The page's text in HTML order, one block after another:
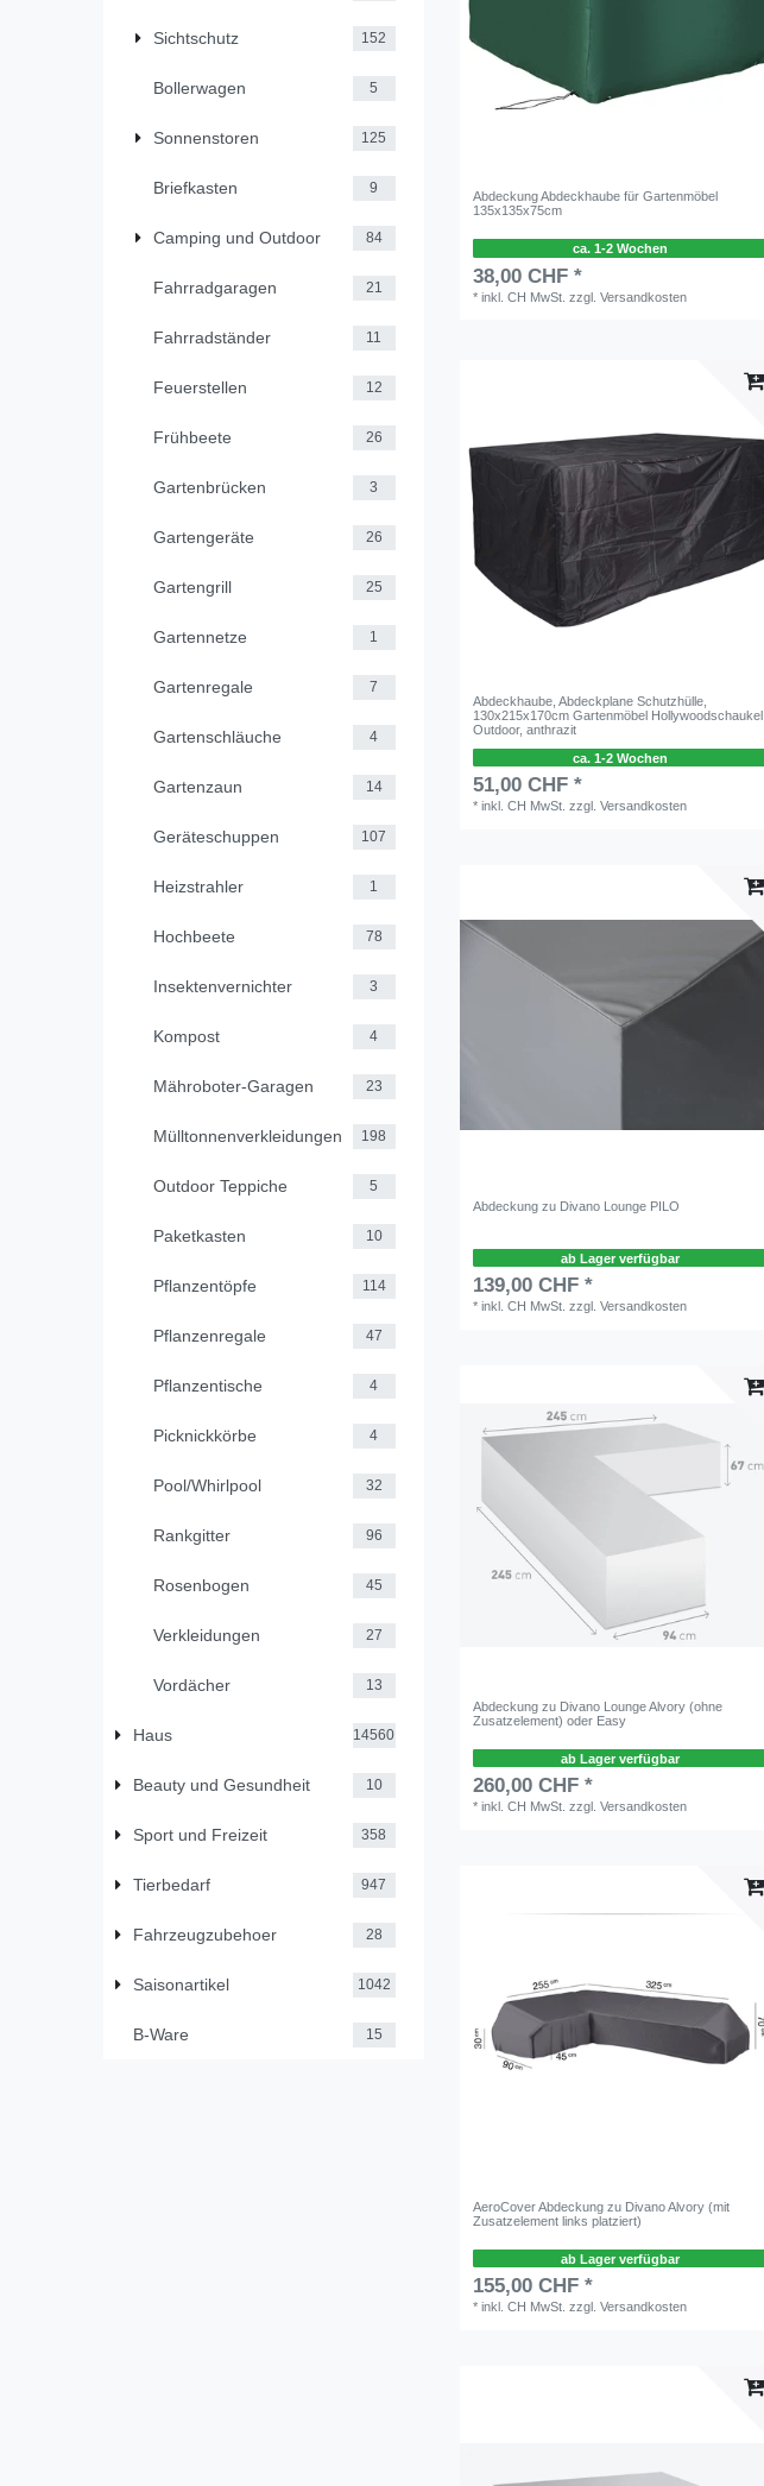
Sichtschutz 152
Bollerwagen 5
Sonnenstoren 125
Briefkasten 9
Camping und Outdoor 84
Fahrradgaragen 21
Fahrradständer 11
Feuerstellen 12
Frühbeete 26
Gartenbrücken 3
Gartengeräte 26
Gartengrill 25
Gartennetze 1
Gartenregale 7
Gartenschläuche 4
Gartenzaun 14
Geräteschuppen 107
Heizstrahler 1
Hochbeete 78
Insektenvernichter 3
Kompost 4
Mähroboter-Garagen 23
Mülltonnenverkleidungen 198
Outdoor Teppiche 5
Paketkasten 10
Pflanzentöpfe 114
Pflanzenregale 47
Pflanzentische 4
Picknickkörbe 4
Pool/Whirlpool 32
Rankgitter 96
Rosenbogen 45
Verkleidungen 27
Vordächer 13
Haus 14560
Beauty und Gesundheit 10
Sport und Freizeit 358
Tierbedarf 947
Fahrzeugzubehoer 28
Saisonartikel 1042
B-Ware 15
Abdeckung Abdeckhaube für Gartenmöbel
135x135x75cm
ca. 1-2 Wochen
38,00 CHF *
*inkl. CH MwSt. zzgl.Versandkosten
Abdeckhaube, Abdeckplane Schutzhülle,
130x215x170cm Gartenmöbel Hollywoodschaukel
Outdoor, anthrazit
ca. 1-2 Wochen
51,00 CHF *
*inkl. CH MwSt. zzgl.Versandkosten
Abdeckung zu Divano Lounge PILO
ab Lager verfügbar
139,00 CHF *
*inkl. CH MwSt. zzgl.Versandkosten
Abdeckung zu Divano Lounge Alvory (ohne
Zusatzelement) oder Easy
ab Lager verfügbar
260,00 CHF *
*inkl. CH MwSt. zzgl.Versandkosten
AeroCover Abdeckung zu Divano Alvory (mit
Zusatzelement links platziert)
ab Lager verfügbar
155,00 CHF *
*inkl. CH MwSt. zzgl.Versandkosten